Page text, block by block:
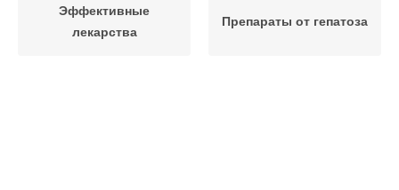
Эффективные
лекарства
Препараты от гепатоза